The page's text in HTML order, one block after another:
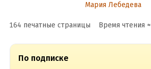
Мария Лебедева
164 печатные страницы Время чтения ≈
По подписке